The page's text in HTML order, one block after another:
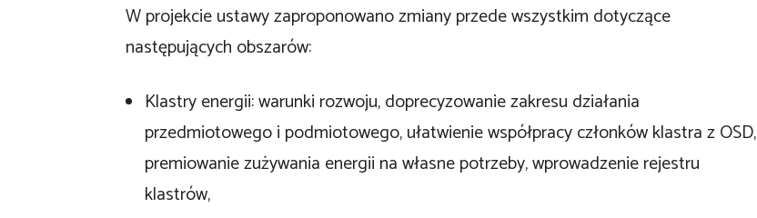
W projekcie ustawy zaproponowano zmiany przede wszystkim dotyczące
następujących obszarów:
Klastry energii: warunki rozwoju, doprecyzowanie zakresu działania
przedmiotowego i podmiotowego, ułatwienie współpracy członków klastra z OSD,
premiowanie zużywania energii na własne potrzeby, wprowadzenie rejestru
klastrów,